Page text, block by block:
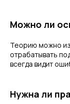
Можно ли
Теорию можно
отрабатывать
всегда видит
Нужна ли